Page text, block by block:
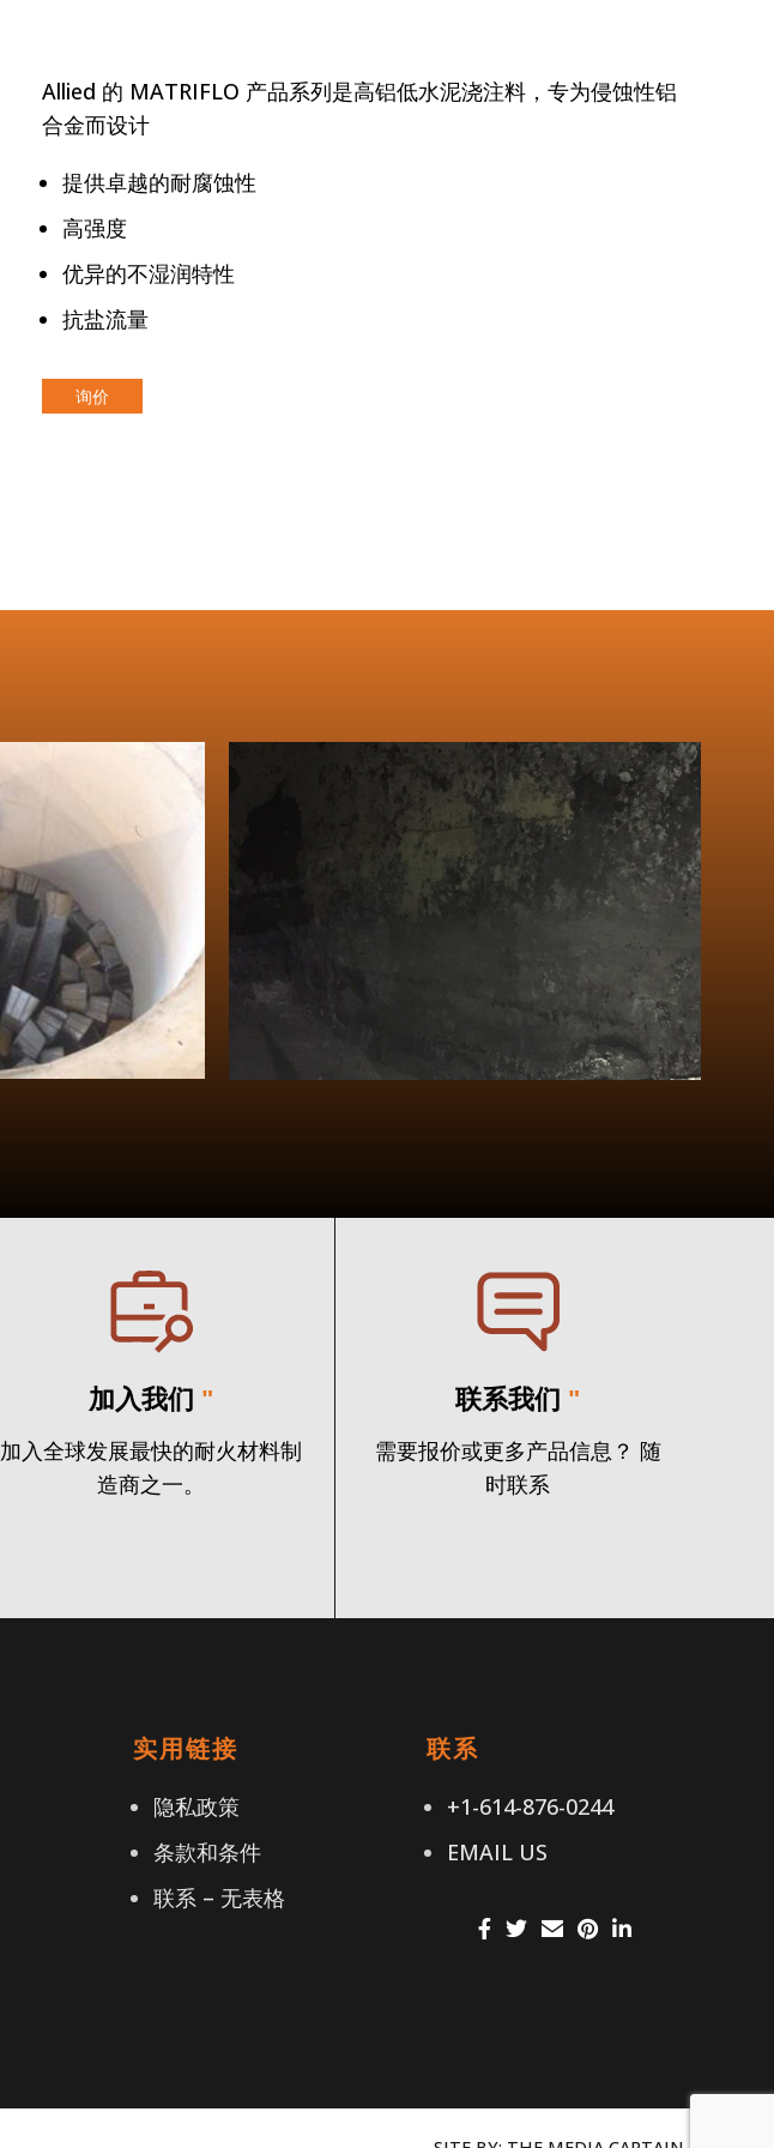
Allied 的 MATRIFLO 产品系列是高铝低水泥浇注料，专为侵蚀性铝
合金而设计
提供卓越的耐腐蚀性
高强度
优异的不湿润特性
抗盐流量
询价
加入我们 "
加入全球发展最快的耐火材料制
造商之一。
联系我们 "
需要报价或更多产品信息？ 随
时联系
实用链接
隐私政策
条款和条件
联系 – 无表格
联系
+1-614-876-0244
EMAIL US